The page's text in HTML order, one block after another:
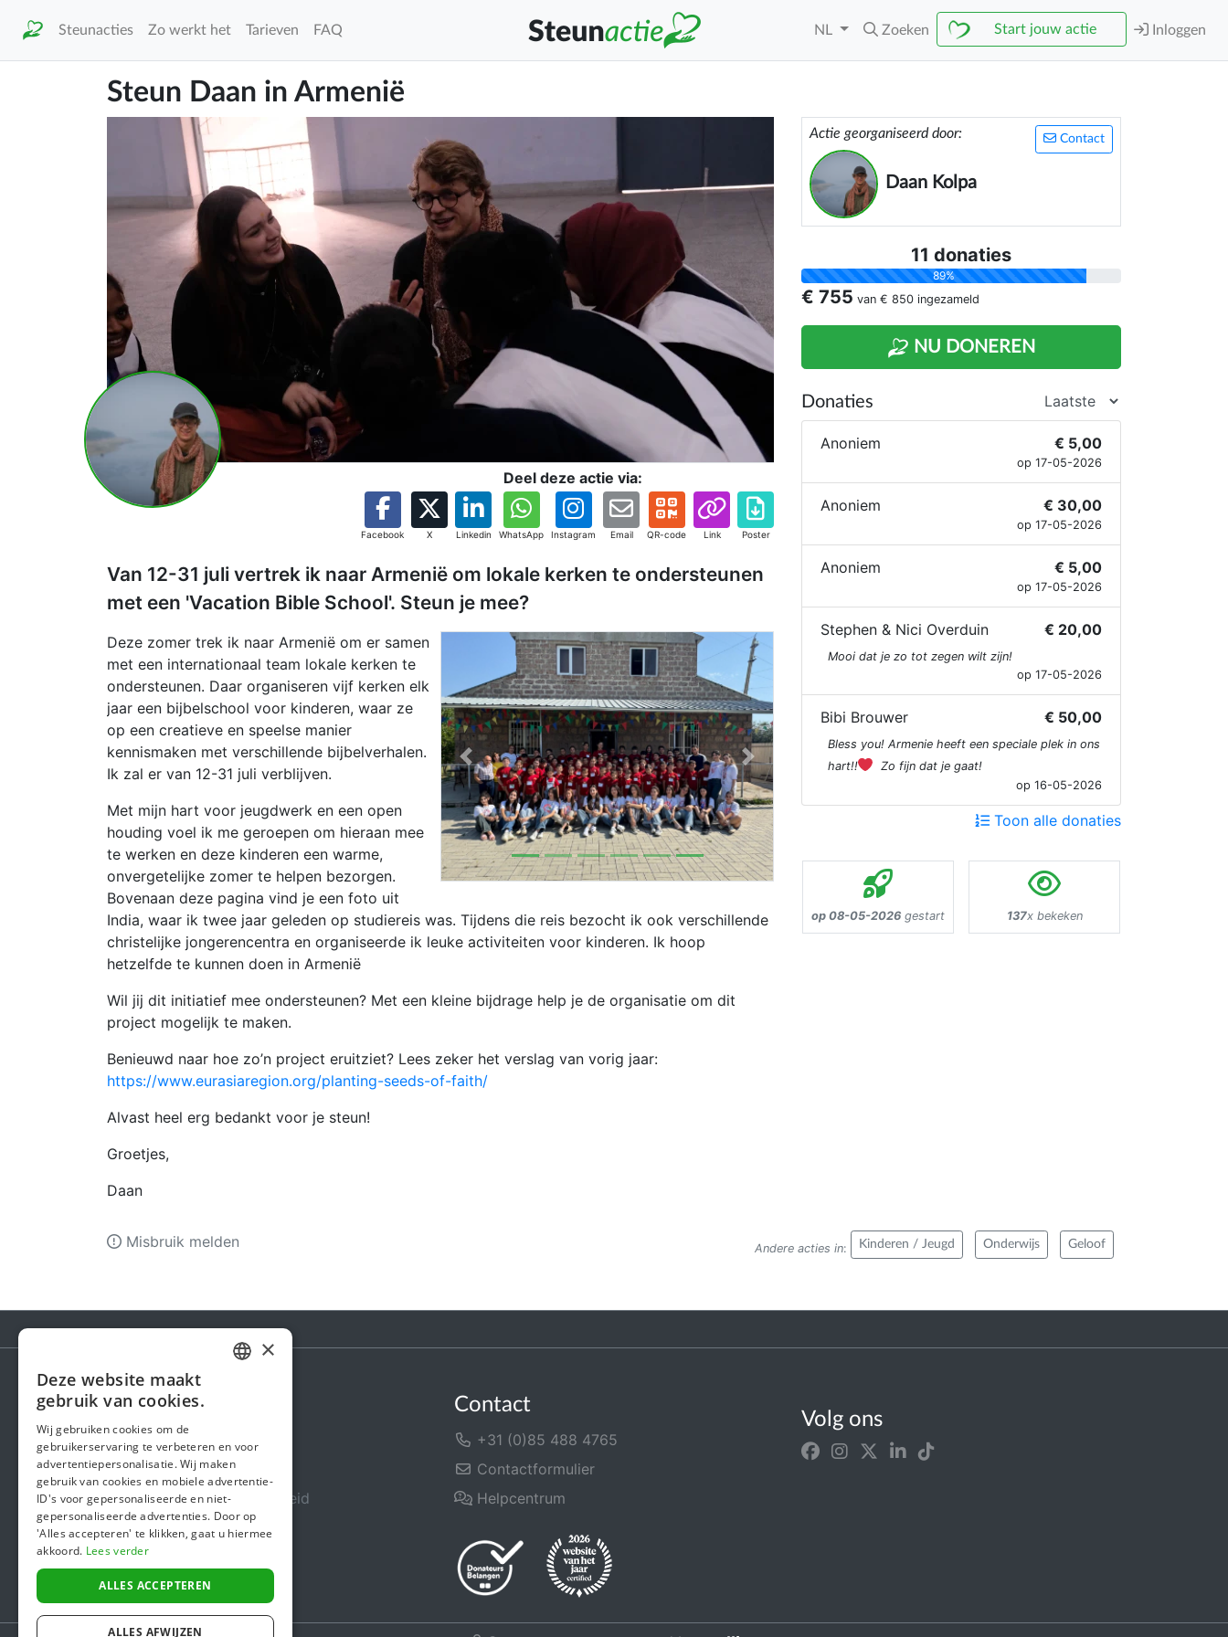
Steunacties Zo werkt het Tarieven FAQ NL Zoeken Start jouw actie Inloggen
Steun Daan in Armenië
Deel deze actie via:
Facebook X Linkedin WhatsApp Instagram Email QR-code Link Poster
Van 12-31 juli vertrek ik naar Armenië om lokale kerken te ondersteunen
met een 'Vacation Bible School'. Steun je mee?
Previous Next
Deze zomer trek ik naar Armenië om er samen
met een internationaal team lokale kerken te
ondersteunen. Daar organiseren vijf kerken elk
jaar een bijbelschool voor kinderen, waar ze
op een creatieve en speelse manier
kennismaken met verschillende bijbelverhalen.
Ik zal er van 12-31 juli verblijven.
Met mijn hart voor jeugdwerk en een open
houding voel ik me geroepen om hieraan mee
te werken en deze kinderen een warme,
onvergetelijke zomer te helpen bezorgen.
Bovenaan deze pagina vind je een foto uit
India, waar ik twee jaar geleden op studiereis was. Tijdens die reis bezocht ik ook verschillende
christelijke jongerencentra en organiseerde ik leuke activiteiten voor kinderen. Ik hoop
hetzelfde te kunnen doen in Armenië
Wil jij dit initiatief mee ondersteunen? Met een kleine bijdrage help je de organisatie om dit
project mogelijk te maken.
Benieuwd naar hoe zo’n project eruitziet? Lees zeker het verslag van vorig jaar:
https://www.eurasiaregion.org/planting-seeds-of-faith/
Alvast heel erg bedankt voor je steun!
Groetjes,
Daan
Contact
Actie georganiseerd door:
Daan Kolpa
11 donaties
89%
€ 755 van € 850 ingezameld
NU DONEREN
Donaties
Anoniem € 5,00
op 17-05-2026
Anoniem € 30,00
op 17-05-2026
Anoniem € 5,00
op 17-05-2026
Stephen & Nici Overduin € 20,00
Mooi dat je zo tot zegen wilt zijn!
op 17-05-2026
Bibi Brouwer € 50,00
Bless you! Armenie heeft een speciale plek in ons
hart!!
Zo fijn dat je gaat!
op 16-05-2026
Toon alle donaties
op 08-05-2026 gestart 137x bekeken
Andere acties in: Kinderen / Jeugd Onderwijs Geloof
Misbruik melden
Steunactie
Over ons
In de media
Veiligheid & Betrouwbaarheid
Algemene voorwaarden
Privacybeleid
Cookiebeleid
Contact
+31 (0)85 488 4765
Contactformulier
Helpcentrum
Volg ons
ENGLISH
×
Deze website maakt
gebruik van cookies.
Wij gebruiken cookies om de
gebruikerservaring te verbeteren en voor
advertentiepersonalisatie. Wij maken
gebruik van cookies en mobiele advertentie-
ID's voor gepersonaliseerde en niet-
gepersonaliseerde advertenties. Door op
'Alles accepteren' te klikken, gaat u hiermee
akkoord. Lees verder
ALLES ACCEPTEREN
ALLES AFWIJZEN